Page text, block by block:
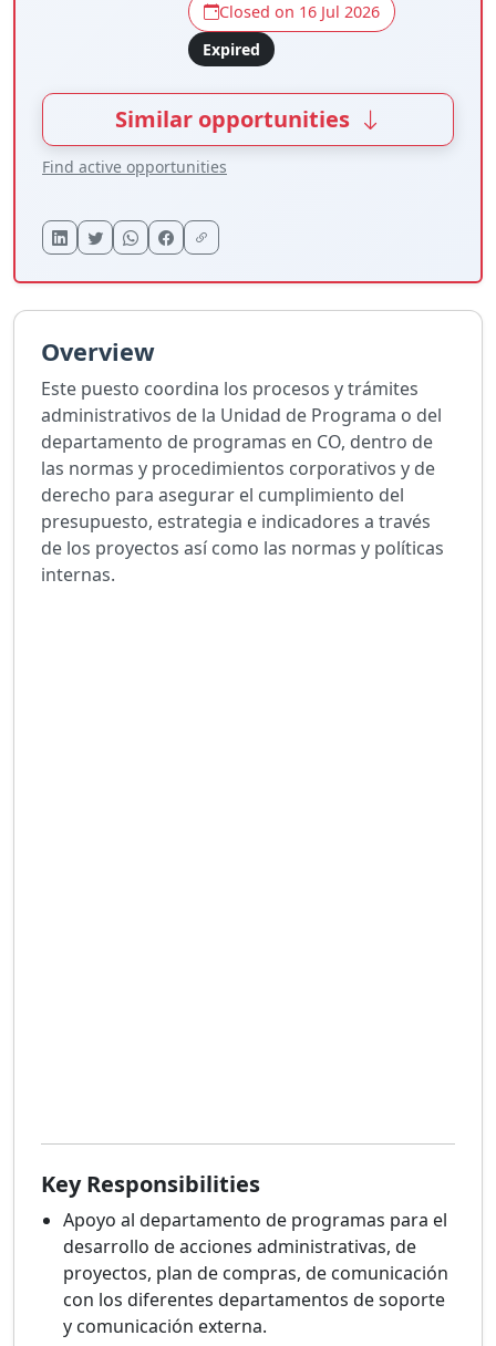
Closed on 16 Jul 2026
Expired
Similar opportunities
Find active opportunities
Overview
Este puesto coordina los procesos y trámites
administrativos de la Unidad de Programa o del
departamento de programas en CO, dentro de
las normas y procedimientos corporativos y de
derecho para asegurar el cumplimiento del
presupuesto, estrategia e indicadores a través
de los proyectos así como las normas y políticas
internas.
Key Responsibilities
Apoyo al departamento de programas para el
desarrollo de acciones administrativas, de
proyectos, plan de compras, de comunicación
con los diferentes departamentos de soporte
y comunicación externa.